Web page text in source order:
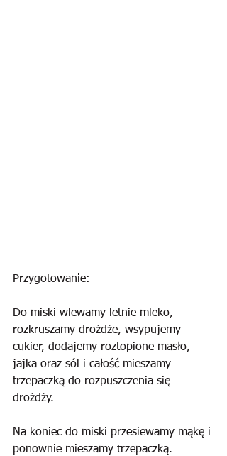
Przygotowanie:
Do miski wlewamy letnie mleko,
rozkruszamy drożdże, wsypujemy
cukier, dodajemy roztopione masło,
jajka oraz sól i całość mieszamy
trzepaczką do rozpuszczenia się
drożdży.
Na koniec do miski przesiewamy mąkę i
ponownie mieszamy trzepaczką.